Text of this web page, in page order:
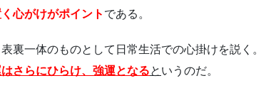
心がけがポイント である。
裏一体のものとして日常生活での心掛けを説く。
さらにひらけ、強運となると いうのだ。